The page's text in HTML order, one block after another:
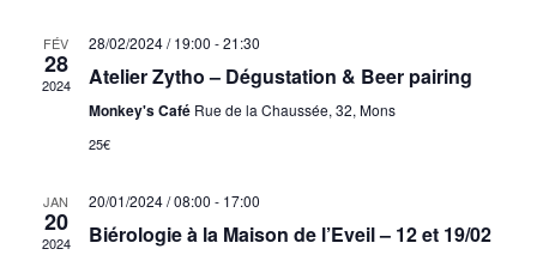
de
FÉV
28
2024
28/02/2024 / 19:00 -21:30
Atelier Zytho – Dégustation & Beer pairing
Monkey's Café Rue de la Chaussée, 32, Mons
25€
JAN
20
2024
20/01/2024 / 08:00 - 17:00
Biérologie à la Maison de l’Eveil – 12 et 19/02